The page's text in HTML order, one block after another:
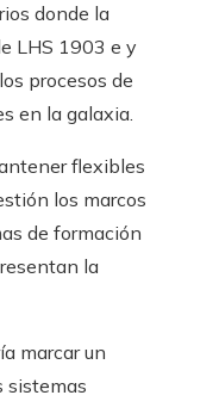
donde la
LHS 1903 e y
procesos de
en la galaxia.
flexibles
los marcos
de formación
la
marcar un
sistemas